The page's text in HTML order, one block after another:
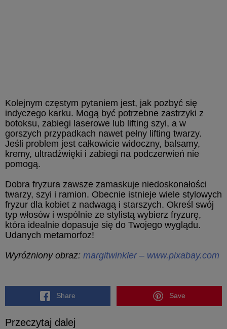
Kolejnym częstym pytaniem jest, jak pozbyć się
indyczego karku. Mogą być potrzebne zastrzyki z
botoksu, zabiegi laserowe lub lifting szyi, a w
gorszych przypadkach nawet pełny lifting twarzy.
Jeśli problem jest całkowicie widoczny, balsamy,
kremy, ultradźwięki i zabiegi na podczerwień nie
pomogą.
Dobra fryzura zawsze zamaskuje niedoskonałości
twarzy, szyi i ramion. Obecnie istnieje wiele stylowych
fryzur dla kobiet z nadwagą i starszych. Określ swój
typ włosów i wspólnie ze stylistą wybierz fryzurę,
która idealnie dopasuje się do Twojego wyglądu.
Udanych metamorfoz!
Wyróżniony obraz: margitwinkler – www.pixabay.com
Share Save
Przeczytaj dalej